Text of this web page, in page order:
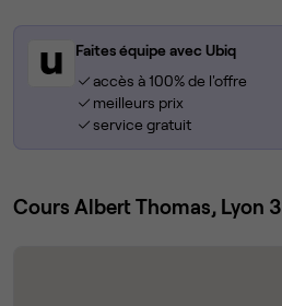
Faites équipe avec Ubiq
accès à 100% de l'offre
meilleurs prix
service gratuit
Cours Albert Thomas, Lyon 3